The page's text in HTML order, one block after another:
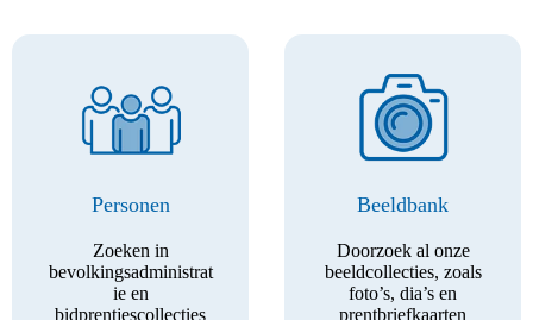
Personen
Zoeken in
bevolkingsadministrat
ie en
bidprentjescollecties
Beeldbank
Doorzoek al onze
beeldcollecties, zoals
foto’s, dia’s en
prentbriefkaarten